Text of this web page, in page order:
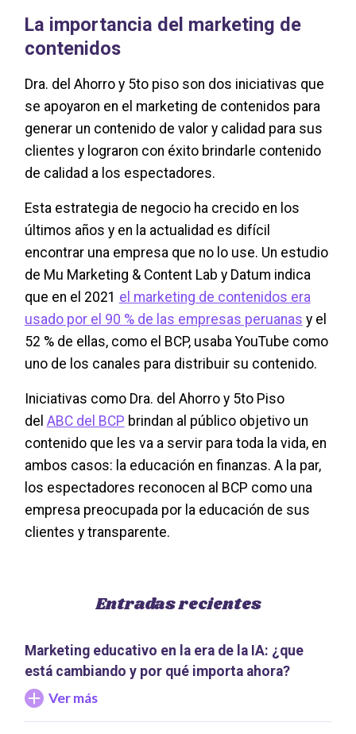
La importancia del marketing de
contenidos
Dra. del Ahorro y 5to piso son dos iniciativas que
se apoyaron en el marketing de contenidos para
generar un contenido de valor y calidad para sus
clientes y lograron con éxito brindarle contenido
de calidad a los espectadores.
Esta estrategia de negocio ha crecido en los
últimos años y en la actualidad es difícil
encontrar una empresa que no lo use. Un estudio
de Mu Marketing & Content Lab y Datum indica
que en el 2021 el marketing de contenidos era
usado por el 90 % de las empresas peruanas y el
52 % de ellas, como el BCP, usaba YouTube como
uno de los canales para distribuir su contenido.
Iniciativas como Dra. del Ahorro y 5to Piso
del ABC del BCP brindan al público objetivo un
contenido que les va a servir para toda la vida, en
ambos casos: la educación en finanzas. A la par,
los espectadores reconocen al BCP como una
empresa preocupada por la educación de sus
clientes y transparente.
Entradas recientes
Marketing educativo en la era de la IA: ¿que
está cambiando y por qué importa ahora?
Ver más